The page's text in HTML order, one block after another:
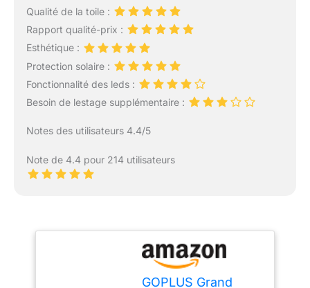
Qualité de la toile :
Rapport qualité-prix :
Esthétique :
Protection solaire :
Fonctionnalité des leds :
Besoin de lestage supplémentaire :
Notes des utilisateurs 4.4/5
Note de 4.4 pour 214 utilisateurs
GOPLUS Grand